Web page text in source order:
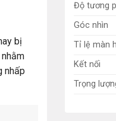
bị
nhấp
Độ tương
Góc nhìn
Tỉ lệ màn
Kết nối
Trọng